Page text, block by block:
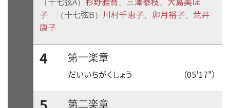
子 （十七弦B） 川村千恵子 卯月裕子
荒井
康子
4
第一楽章
（05'17"）
だいいちがくしょう
第二楽章